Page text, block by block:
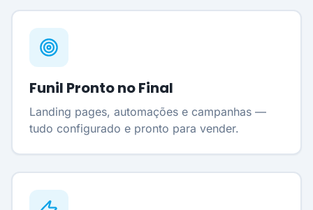
Funil Pronto no Final
Landing pages, automações e campanhas —
tudo configurado e pronto para vender.